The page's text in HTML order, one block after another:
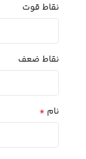
نقاط قوت
نقاط ضعف
نام *